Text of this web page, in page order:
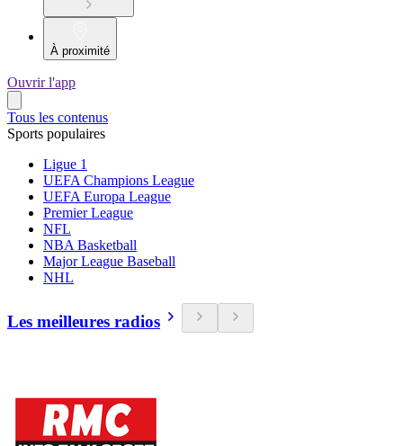
À proximité
Ouvrir l'app
Tous les contenus
Sports populaires
Ligue 1
UEFA Champions League
UEFA Europa League
Premier League
NFL
NBA Basketball
Major League Baseball
NHL
Les meilleures radios